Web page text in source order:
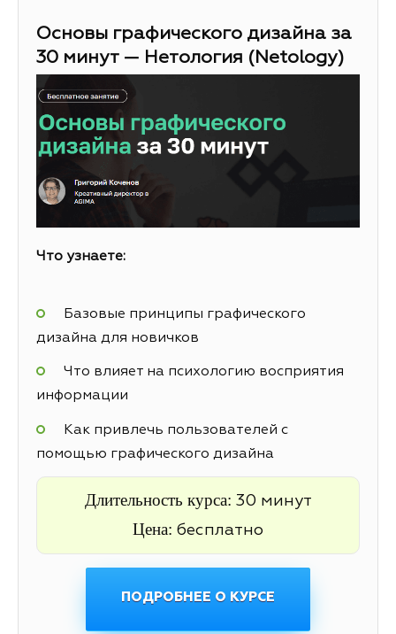
Основы графического дизайна за
30 минут — Нетология (Netology)
Что узнаете:
Базовые принципы графического
дизайна для новичков
Что влияет на психологию восприятия
информации
Как привлечь пользователей с
помощью графического дизайна
Длительность курса: 30 минут
Цена: бесплатно
ПОДРОБНЕЕ О КУРСЕ